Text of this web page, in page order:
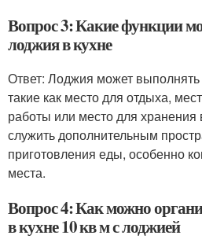
Вопрос 3: Какие функции
лоджия в кухне
Ответ: Лоджия может
такие как место для отдыха,
работы или место для
служить дополнительным
приготовления еды, особенно
места.
Вопрос 4: Как можно
в кухне 10 кв м с лоджией